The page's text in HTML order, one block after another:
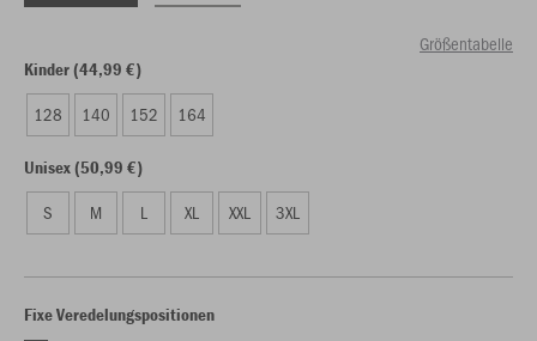
Größentabelle
Kinder (44,99 €)
128 140 152 164
Unisex (50,99 €)
S M L XL XXL 3XL
Fixe Veredelungspositionen